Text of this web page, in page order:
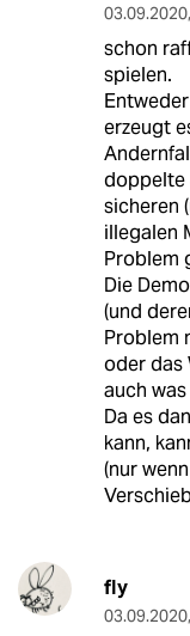
03.09.2020,
schon
spielen.
erzeugt
doppelte
sicheren
illegalen
Problem
Die
(und
Problem
oder das
auch
Da es
kann,
(nur
fly
03.09.2020,